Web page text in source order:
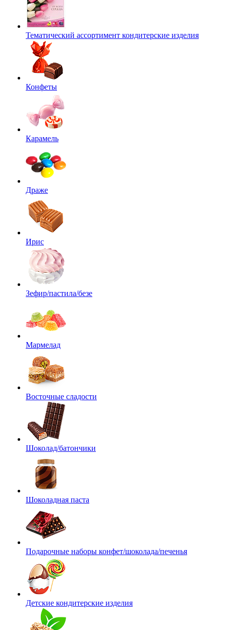
Тематический ассортимент кондитерские изделия
Конфеты
Карамель
Драже
Ирис
Зефир/пастила/безе
Мармелад
Восточные сладости
Шоколад/батончики
Шоколадная паста
Подарочные наборы конфет/шоколада/печенья
Детские кондитерские изделия